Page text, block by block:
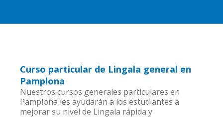
Curso particular de Lingala general en
Pamplona
Nuestros cursos generales particulares en
Pamplona les ayudarán a los estudiantes a
mejorar su nivel de Lingala rápida y